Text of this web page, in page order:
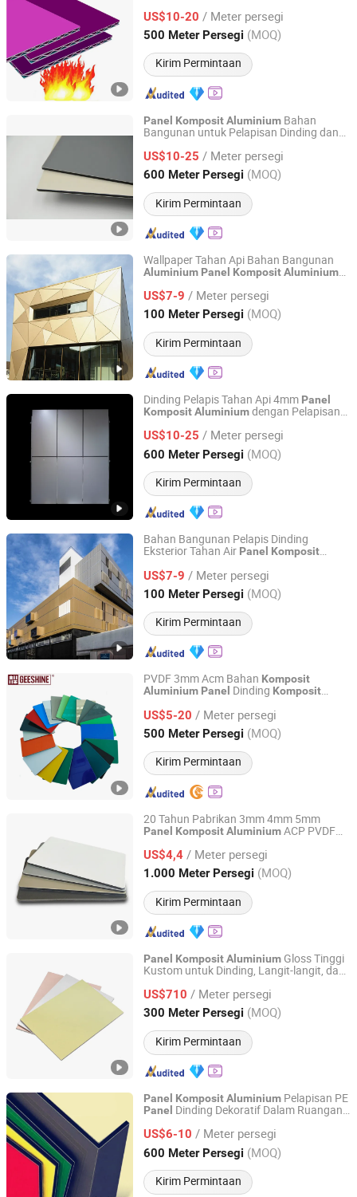
US$10-20 / Meter persegi
500 Meter Persegi (MOQ)
Kirim Permintaan
Zhejiang, China Harga mulai 2020
Panel KompositAluminium Bahan
Bangunan untuk Pelapisan Dinding dan
US$10-25 / Meter persegi
600 Meter Persegi (MOQ)
Kirim Permintaan
Guangzhou Goodsense Decorative Building Materials Co.,
Guangdong, China Harga mulai 2019
Wallpaper Tahan Api Bahan Bangunan
Aluminium Panel KompositAluminium
US$7-9 / Meter persegi
100 Meter Persegi (MOQ)
Kirim Permintaan
Foshan Vallen Decoration Materials Co., Ltd.
Guangdong, China Harga mulai 2014
Dinding Pelapis Tahan Api 4mm Panel
KompositAluminiumdengan Pelapisan
US$10-25 / Meter persegi
600 Meter Persegi (MOQ)
Kirim Permintaan
Guangzhou Goodsense Decorative Building Materials Co.,
Guangdong, China Harga mulai 2019
Bahan Bangunan Pelapis Dinding
Eksterior Tahan Air Panel Komposit
US$7-9 / Meter persegi
100 Meter Persegi (MOQ)
Kirim Permintaan
Foshan Vallen Decoration Materials Co., Ltd.
Guangdong, China Harga mulai 2014
PVDF 3mm Acm Bahan Komposit
Aluminium Panel Dinding Komposit
US$5-20 / Meter persegi
500 Meter Persegi (MOQ)
Kirim Permintaan
Guangzhou Geeshine Building Materials Co., Ltd.
Guangdong, China Harga mulai 2023
20 Tahun Pabrikan 3mm 4mm 5mm
Panel KompositAluminiumACP PVDF
US$4,4 / Meter persegi
1.000 Meter Persegi (MOQ)
Kirim Permintaan
Linyi Xingda Aluminum & Plastic Decoration Material Co.,
Ltd.
Shandong, China Harga mulai 2016
Panel KompositAluminium Gloss Tinggi
Kustom untuk Dinding, Langit-langit, dan
US$710 / Meter persegi
300 Meter Persegi (MOQ)
Kirim Permintaan
SHINE-Y Technology Development (Hebei) Co., Ltd
Hebei, China Harga mulai 2025
Panel KompositAluminium Pelapisan PE
Panel Dinding Dekoratif Dalam Ruangan
US$6-10 / Meter persegi
600 Meter Persegi (MOQ)
Kirim Permintaan
Shanghai Alubang Decorative Material Co., Ltd.
Shanghai, China Harga mulai 2016